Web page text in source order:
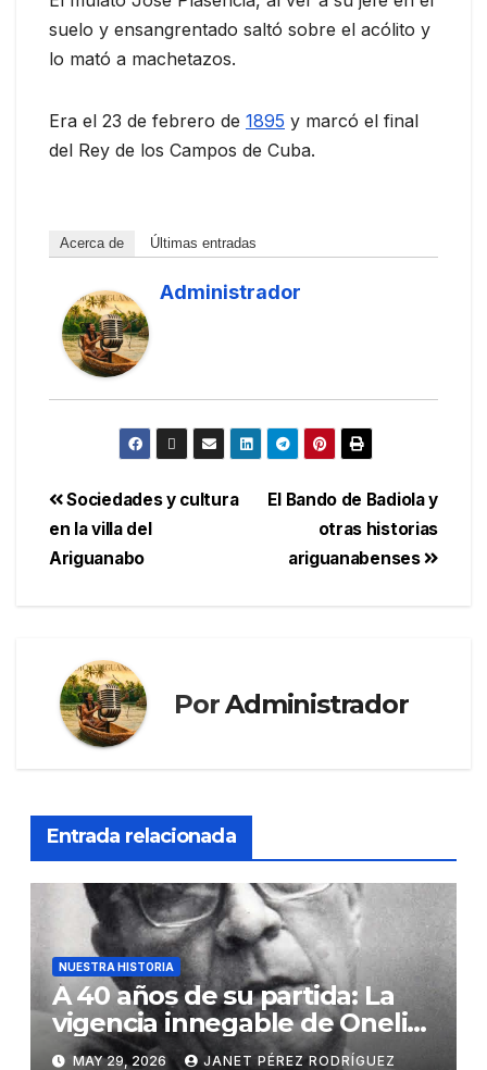
suelo y ensangrentado saltó sobre el acólito y
lo mató a machetazos.
Era el 23 de febrero de 1895 y marcó el final
del Rey de los Campos de Cuba.
Acerca de Últimas entradas
Administrador
El Bando de Badiola y
otras historias
ariguanabenses
Sociedades y cultura
en la villa del
Ariguanabo
PorAdministrador
Entrada relacionada
NUESTRA HISTORIA
A 40 años de su partida: La
vigencia innegable de Onelio
Jorge Cardoso
MAY 29, 2026 JANET PÉREZ RODRÍGUEZ